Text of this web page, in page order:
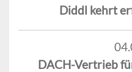
Diddl kehrt
DACH-Vertrieb